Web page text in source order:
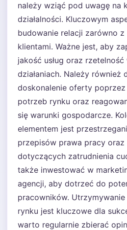
należy wziąć pod uwagę na
działalności. Kluczowym
budowanie relacji zarówno
klientami. Ważne jest, aby
jakość usług oraz
działaniach. Należy również
doskonalenie oferty
potrzeb rynku oraz
się warunki gospodarcze.
elementem jest
przepisów prawa pracy oraz
dotyczących zatrudnienia
także inwestować w
agencji, aby dotrzeć do
pracowników.
rynku jest kluczowe dla
warto regularnie zbierać